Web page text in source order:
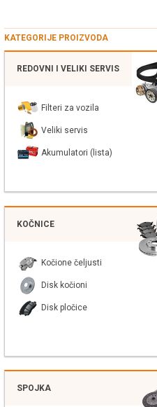
KATEGORIJE PROIZVODA
REDOVNI I VELIKI SERVIS
Filteri za vozila
Veliki servis
Akumulatori (lista)
KOČNICE
Kočione čeljusti
Disk kočioni
Disk pločice
SPOJKA